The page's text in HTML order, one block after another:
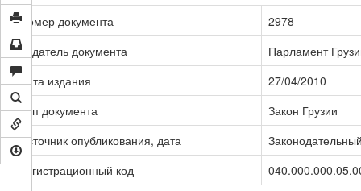
Номер документа
2978
Издатель документа
Парламент
Дата издания
27/04/2010
Тип документа
Закон Грузии
Источник опубликования, дата
Регистрационный код